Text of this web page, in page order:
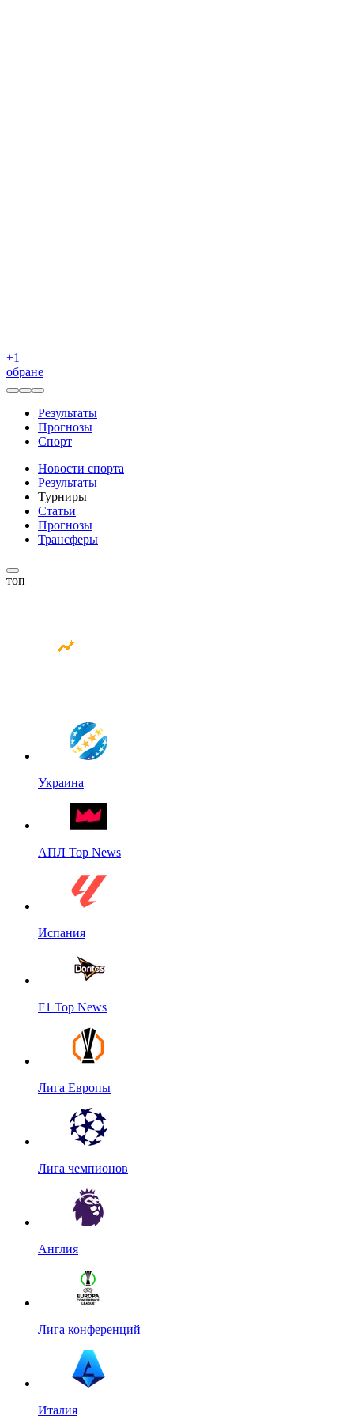
+1
обране
Результаты
Прогнозы
Спорт
Новости спорта
Результаты
Турниры
Статьи
Прогнозы
Трансферы
топ
Украина
АПЛ Top News
Испания
F1 Top News
Лига Европы
Лига чемпионов
Англия
Лига конференций
Италия